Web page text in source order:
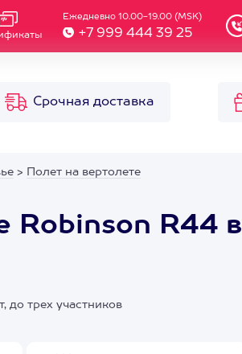
Ежедневно 10.00-19.00 (MSK)
+7 999 444 39 25
Срочная доставка
> Полет на вертолете
Robinson R44 в
до трех участников